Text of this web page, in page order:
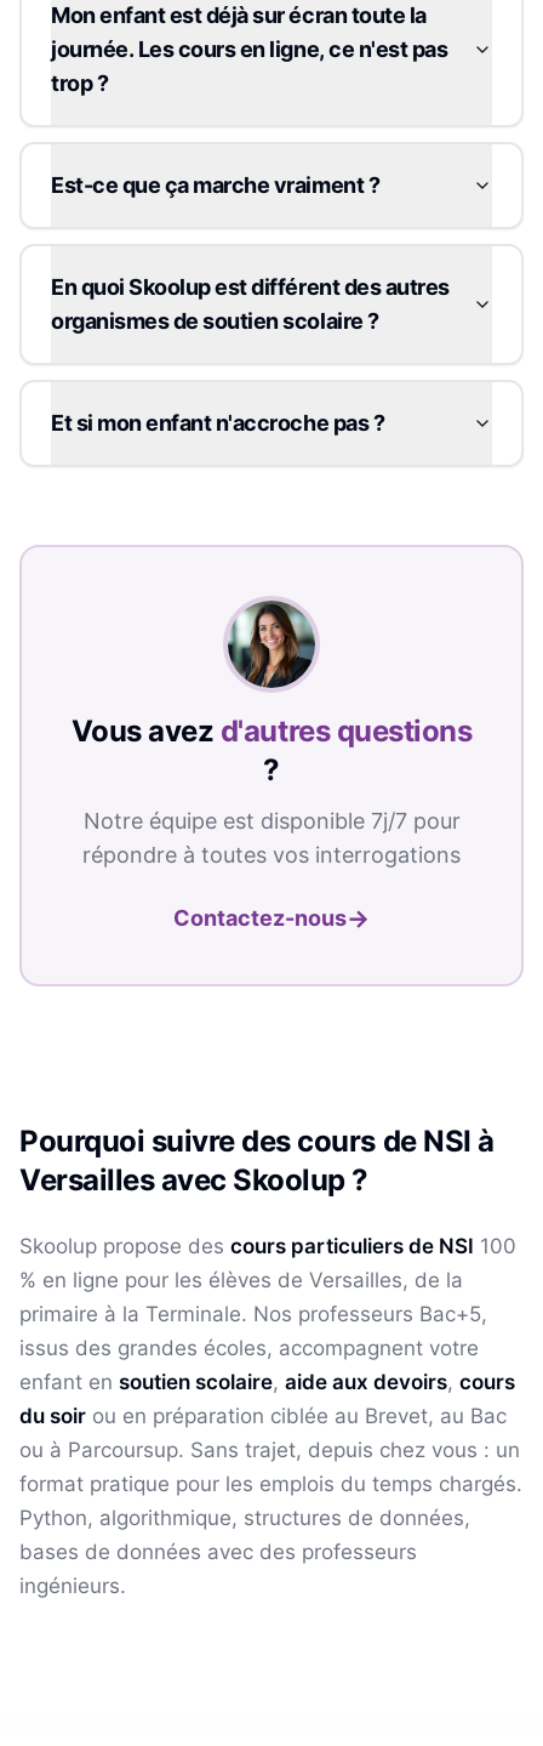
Mon enfant est déjà sur écran toute la
journée. Les cours en ligne, ce n'est pas
trop ?
Est-ce que ça marche vraiment ?
En quoi Skoolup est différent des autres
organismes de soutien scolaire ?
Et si mon enfant n'accroche pas ?
Vous avez d'autres questions
?
Notre équipe est disponible 7j/7 pour
répondre à toutes vos interrogations
Contactez-nous→
Pourquoi suivre des cours de NSI à
Versaillesavec Skoolup ?
Skoolup propose des cours particuliers de NSI 100
% en ligne pour les élèves de Versailles, de la
primaire à la Terminale. Nos professeurs Bac+5,
issus des grandes écoles, accompagnent votre
enfant en soutien scolaire, aide aux devoirs, cours
du soir ou en préparation ciblée au Brevet, au Bac
ou à Parcoursup. Sans trajet, depuis chez vous : un
format pratique pour les emplois du temps chargés.
Python, algorithmique, structures de données,
bases de données avec des professeurs
ingénieurs.